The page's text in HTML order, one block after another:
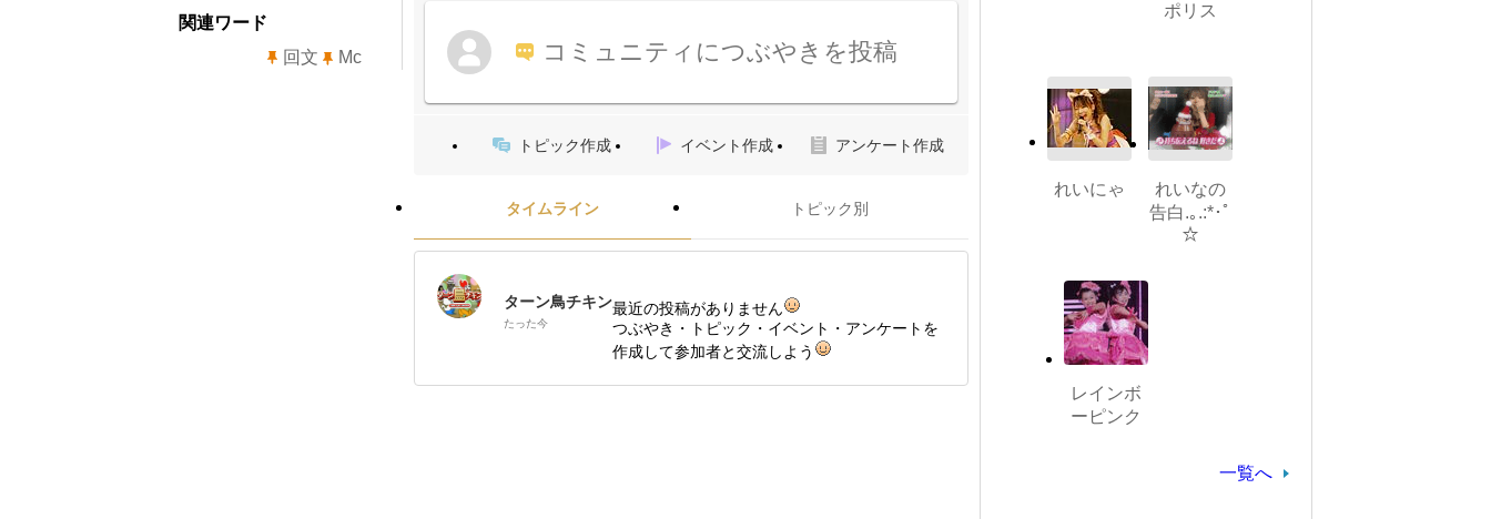
コミュニティにつぶやきを投稿
トピック作成 イベント作成 アンケート作成
タイムライン トピック別
ターン鳥チキン
たった今
最近の投稿がありません
つぶやき・トピック・イベント・アンケートを
作成して参加者と交流しよう
関連ワード
回文
Mc
ポリス
れいにゃ
れいなの
告白.｡.:*･ﾟ
☆
レインボ
ーピンク
一覧へ